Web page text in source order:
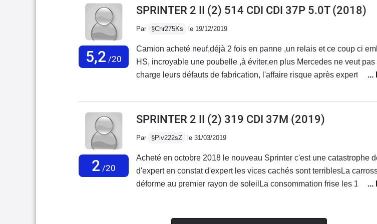
différente d'un usage quotidien donc un avi à part :)
entretenueSURTOUT NE PAS ALLEZ CHEZ MERCEDES EN
ACHETEZ DE LA QUALITER PARCE QUE C'EST PLUS
mercedes
5,2 /20
SPRINTER 2 II (2) 514 CDI CDI 37P 5.0T(2018)
Par §Chr275Ks le 19/12/2019
Camion acheté neuf,déjà 2 fois en panne ,un relais et ce coup ci
HS, incroyable une poubelle ,à éviter,en plus Mercedes ne veut pas
charge leurs défauts de fabrication, l'affaire risque après expertise
de fiabilité.Fini le temps des bonnes mercos,enseigne à oublier
!!!!!
2 /20
SPRINTER 2 II (2) 319 CDI 37M (2019)
Par §Piv222sZ le 31/03/2019
Acheté en octobre 2018 le nouveau Sprinter c'est une catastrophe
d'expert en constat d'expert les vices cachés sont terriblesLa
déforme au premier rayon de soleilLa consommation frise les 15